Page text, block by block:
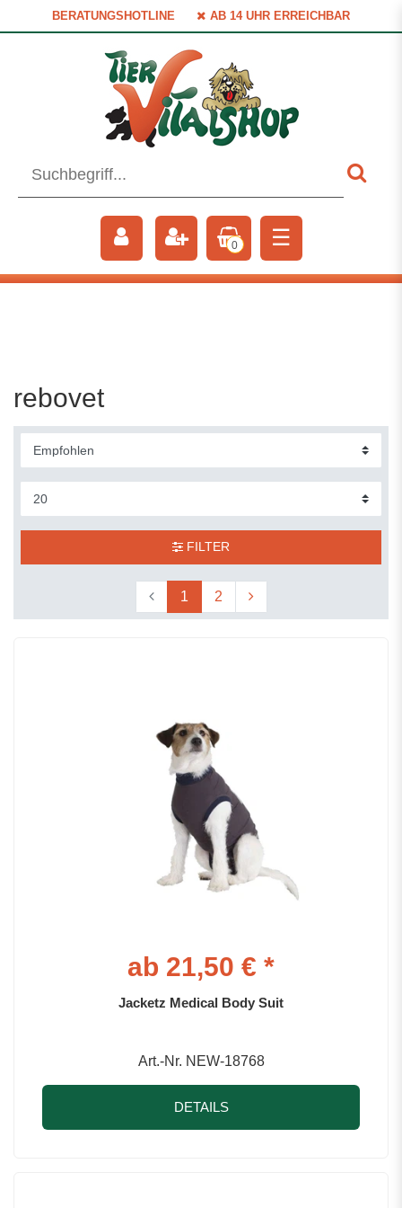
BERATUNGSHOTLINE AB 14 UHR ERREICHBAR
0 ☰
rebovet
FILTER
1 2
ab 21,50 € *
Jacketz Medical Body Suit
Art.-Nr. NEW-18768
DETAILS